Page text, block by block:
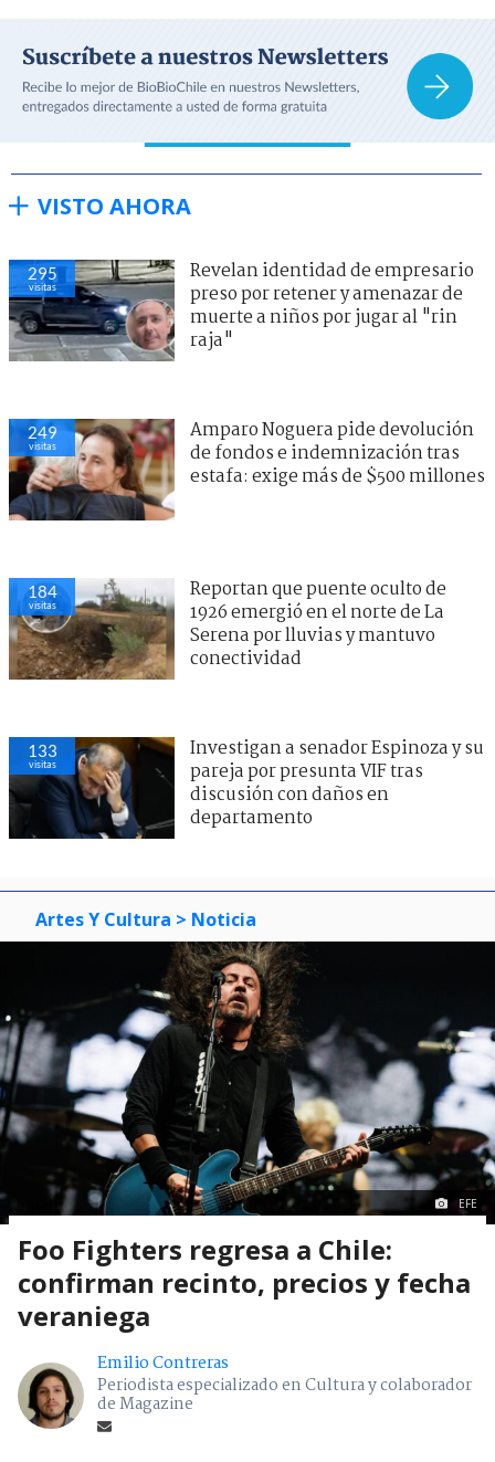
VISTO AHORA
295
visitas
Revelan identidad de empresario
preso por retener y amenazar de
muerte a niños por jugar al "rin
raja"
249
visitas
Amparo Noguera pide devolución
de fondos e indemnización tras
estafa: exige más de $500 millones
184
visitas
Reportan que puente oculto de
1926 emergió en el norte de La
Serena por lluvias y mantuvo
conectividad
133
visitas
Investigan a senador Espinoza y su
pareja por presunta VIF tras
discusión con daños en
departamento
Artes Y Cultura > Noticia
EFE
Foo Fighters regresa a Chile:
confirman recinto, precios y fecha
veraniega
Emilio Contreras
Periodista especializado en Cultura y colaborador
de Magazine